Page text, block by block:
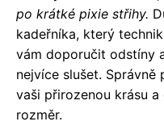
po krátké pixie střihy.
kadeřníka, který
vám doporučit odstíny
nejvíce slušet.
vaši přirozenou krásu
rozměr.